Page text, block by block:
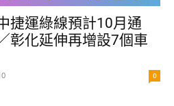
捷運綠線預計10月通
彰化延伸再增設7個車
0